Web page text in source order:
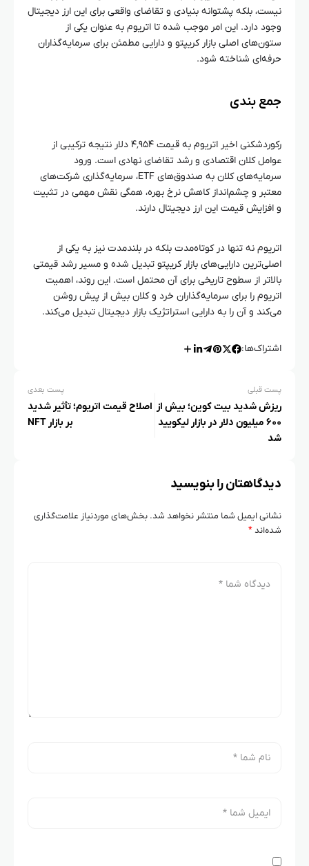
نیست، بلکه پشتوانه بنیادی و تقاضای واقعی برای این ارز دیجیتال
وجود دارد. این امر موجب شده تا اتریوم به عنوان یکی از
ستون‌های اصلی بازار کریپتو و دارایی مطمئن برای سرمایه‌گذاران
حرفه‌ای شناخته شود.
جمع‌ بندی
رکوردشکنی اخیر اتریوم به قیمت ۴٬۹۵۴ دلار نتیجه ترکیبی از
عوامل کلان اقتصادی و رشد تقاضای نهادی است. ورود
سرمایه‌های کلان به صندوق‌های ETF، سرمایه‌گذاری شرکت‌های
معتبر و چشم‌انداز کاهش نرخ بهره، همگی نقش مهمی در تثبیت
و افزایش قیمت این ارز دیجیتال دارند.
اتریوم نه تنها در کوتاه‌مدت بلکه در بلندمدت نیز به یکی از
اصلی‌ترین دارایی‌های بازار کریپتو تبدیل شده و مسیر رشد قیمتی
بالاتر از سطوح تاریخی برای آن محتمل است. این روند، اهمیت
اتریوم را برای سرمایه‌گذاران خرد و کلان بیش از پیش روشن
می‌کند و آن را به دارایی استراتژیک بازار دیجیتال تبدیل می‌کند.
اشتراک‌ها:
پست قبلی
ریزش شدید بیت کوین؛ بیش از
۶۰۰ میلیون دلار در بازار لیکویید
شد
پست بعدی
اصلاح قیمت اتریوم؛ تأثیر شدید
بر بازار NFT
دیدگاهتان را بنویسید
نشانی ایمیل شما منتشر نخواهد شد. بخش‌های موردنیاز علامت‌گذاری
شده‌اند*